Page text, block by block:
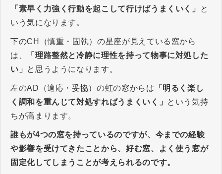
「素早く力強く行動を起こして行けばうまくいく」
と
いう気になります。
下のCH（慎重・固執）の星座が見えている窓から
は、
「理路整然と冷静に理性を持って物事に対処した
い」
と思うようになります。
左のAD（適応・妥協）の虹の窓からは 「明るく楽し
く調和を重んじて対処すればうまくいく」
という気持
ちが高まります。
誰もが4つの窓を持っているのですが、今までの経験
や影響を受けてきたことから、好む窓、よく使う窓が
固定化してしまうことが考えられるのです。